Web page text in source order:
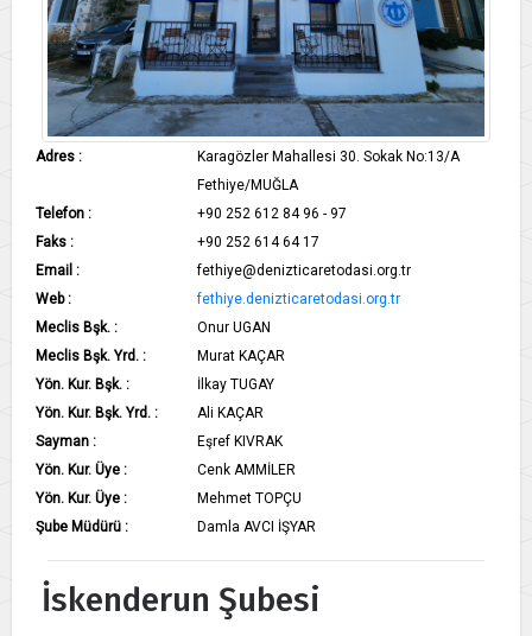
Adres :
Karagözler Mahallesi 30. Sokak No:13/A
Fethiye/MUĞLA
Telefon :
+90 252 612 84 96 - 97
Faks :
+90 252 614 64 17
Email :
fethiye@denizticaretodasi.org.tr
Web :
fethiye.denizticaretodasi.org.tr
Meclis Bşk. :
Onur UGAN
Meclis Bşk. Yrd. :
Murat KAÇAR
Yön. Kur. Bşk. :
İlkay TUGAY
Yön. Kur. Bşk. Yrd. :
Ali KAÇAR
Sayman :
Eşref KIVRAK
Yön. Kur. Üye :
Cenk AMMİLER
Yön. Kur. Üye :
Mehmet TOPÇU
Şube Müdürü :
Damla AVCI İŞYAR
İskenderun Şubesi